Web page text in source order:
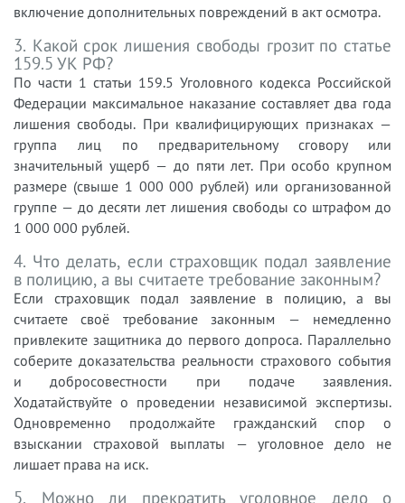
включение дополнительных повреждений в акт осмотра.
3. Какой срок лишения свободы грозит по статье
159.5 УК РФ?
По части 1 статьи 159.5 Уголовного кодекса Российской
Федерации максимальное наказание составляет два года
лишения свободы. При квалифицирующих признаках —
группа лиц по предварительному сговору или
значительный ущерб — до пяти лет. При особо крупном
размере (свыше 1 000 000 рублей) или организованной
группе — до десяти лет лишения свободы со штрафом до
1 000 000 рублей.
4. Что делать, если страховщик подал заявление
в полицию, а вы считаете требование законным?
Если страховщик подал заявление в полицию, а вы
считаете своё требование законным — немедленно
привлеките защитника до первого допроса. Параллельно
соберите доказательства реальности страхового события
и добросовестности при подаче заявления.
Ходатайствуйте о проведении независимой экспертизы.
Одновременно продолжайте гражданский спор о
взыскании страховой выплаты — уголовное дело не
лишает права на иск.
5. Можно ли прекратить уголовное дело о